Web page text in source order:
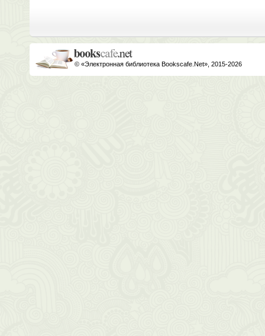
© «Электронная библиотека Bookscafe.Net», 2015-2026